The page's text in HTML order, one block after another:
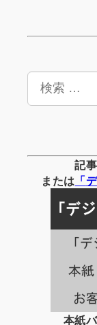
検
記
または 「
本紙